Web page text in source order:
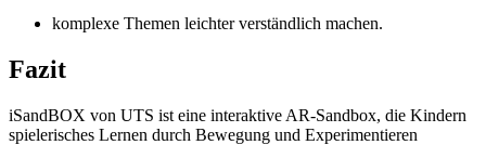
komplexe Themen leichter verständlich machen.
Fazit
iSandBOX von UTS ist eine interaktive AR-Sandbox, die Kindern
spielerisches Lernen durch Bewegung und Experimentieren